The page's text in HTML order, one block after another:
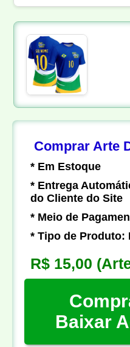
Comprar Arte
* Em Estoque
* Entrega
do Cliente do Site
* Meio de
* Tipo de Produto:
R$ 15,00
Baixar